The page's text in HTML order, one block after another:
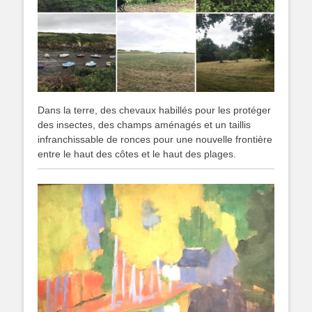
Dans la terre, des chevaux habillés pour les protéger
des insectes, des champs aménagés et un taillis
infranchissable de ronces pour une nouvelle frontière
entre le haut des côtes et le haut des plages.